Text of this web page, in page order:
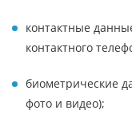
контактные
контактного
биометрические
фото и видео);